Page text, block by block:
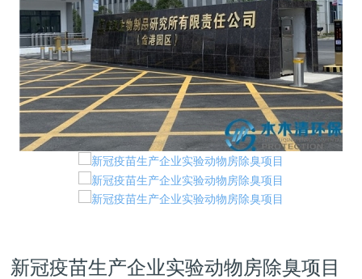
新冠疫苗生产企业实验动物房除臭项目